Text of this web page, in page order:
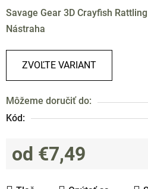
Savage Gear 3D Crayfish
Nástraha
ZVOĽTE VARIANT
Môžeme doručiť do:
Kód:
od €7,49